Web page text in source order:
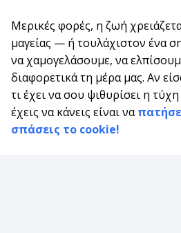
Μερικές φορές, η ζωή
μαγείας — ή τουλάχιστον ένα
να χαμογελάσουμε, να
διαφορετικά τη μέρα μας. Αν
τι έχει να σου ψιθυρίσει η
έχεις να κάνεις είναι να
σπάσεις το cookie!